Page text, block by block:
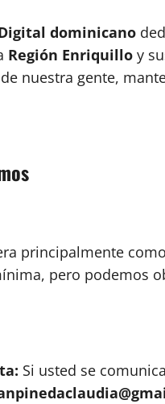
dominicano
Región Enriquillo y
nuestra gente,
principalmente
pero podemos
Si usted se